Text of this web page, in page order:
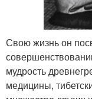
Свою жизнь он
мудрость
медицины,